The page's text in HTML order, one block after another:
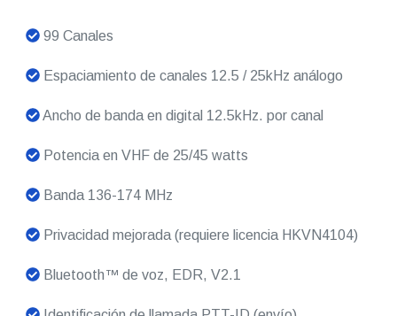
99 Canales
Espaciamiento de canales 12.5 / 25kHz análogo
Ancho de banda en digital 12.5kHz. por canal
Potencia en VHF de 25/45 watts
Banda 136-174 MHz
Privacidad mejorada (requiere licencia HKVN4104)
Bluetooth™ de voz, EDR, V2.1